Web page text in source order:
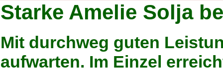
Starke Amelie Solja
Mit durchweg guten
aufwarten. Im Einzel